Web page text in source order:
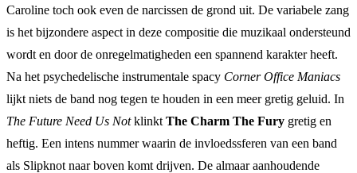
Caroline toch ook even de narcissen de grond uit. De variabele zang
is het bijzondere aspect in deze compositie die muzikaal ondersteund
wordt en door de onregelmatigheden een spannend karakter heeft.
Na het psychedelische instrumentale spacy Corner Office Maniacs
lijkt niets de band nog tegen te houden in een meer gretig geluid. In
The Future Need Us Notklinkt The Charm The Fury gretig en
heftig. Een intens nummer waarin de invloedssferen van een band
als Slipknot naar boven komt drijven. De almaar aanhoudende